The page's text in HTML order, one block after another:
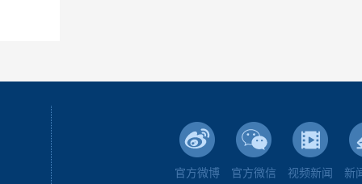
官方微博 官方微信 视频新闻 新